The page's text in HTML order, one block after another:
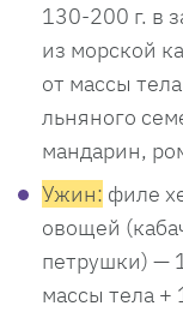
130-200 г. в
из морской
от массы
льняного
мандарин,
Ужин: филе
овощей
петрушки) —
массы тела +